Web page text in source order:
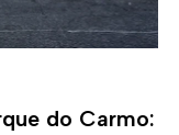
do Carmo: